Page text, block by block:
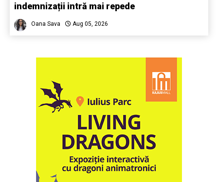
indemnizații intră mai repede
Oana Sava Aug 05, 2026